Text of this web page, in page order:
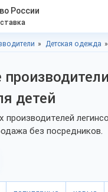
России
Детская одежда
производители
детей
производителей
без посредников.